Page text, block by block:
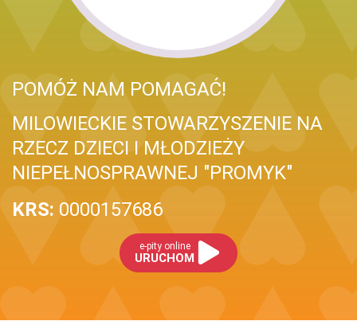
POMÓŻ NAM POMAGAĆ!
MILOWIECKIE STOWARZYSZENIE NA
RZECZ DZIECI I MŁODZIEŻY
NIEPEŁNOSPRAWNEJ "PROMYK"
KRS: 0000157686
e-pity online
URUCHOM